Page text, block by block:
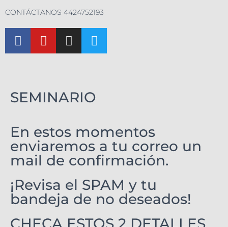
CONTÁCTANOS 4424752193
SEMINARIO
En estos momentos
enviaremos a tu correo un
mail de confirmación.
¡Revisa el SPAM y tu
bandeja de no deseados!
CHECA ESTOS 2 DETALLES